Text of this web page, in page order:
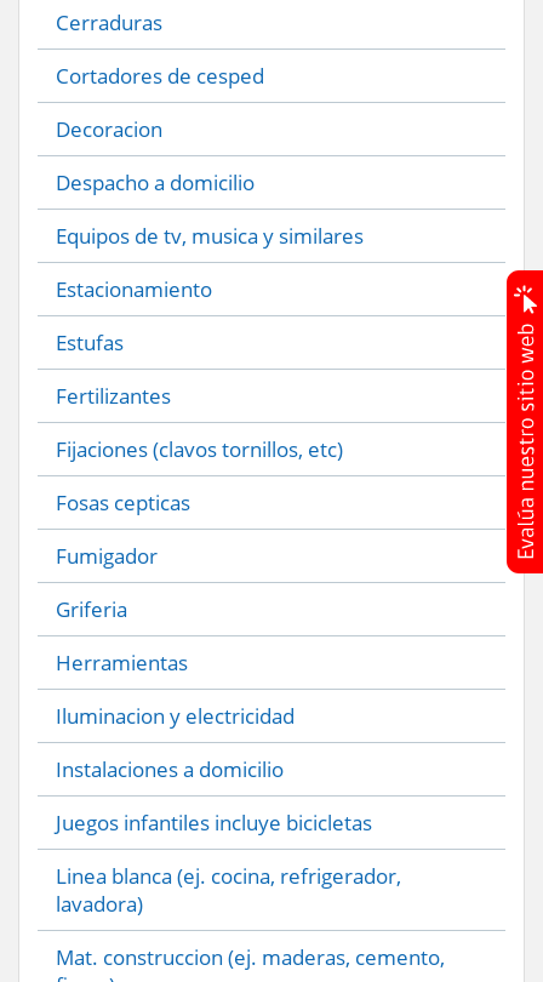
Cerraduras
Cortadores de cesped
Decoracion
Despacho a domicilio
Equipos de tv, musica y similares
Estacionamiento
Estufas
Fertilizantes
Fijaciones (clavos tornillos, etc)
Fosas cepticas
Fumigador
Griferia
Herramientas
Iluminacion y electricidad
Instalaciones a domicilio
Juegos infantiles incluye bicicletas
Linea blanca (ej. cocina, refrigerador,
lavadora)
Mat. construccion (ej. maderas, cemento,